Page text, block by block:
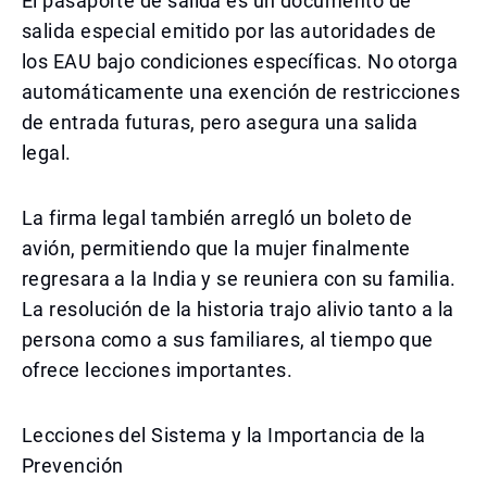
salida especial emitido por las autoridades de
los EAU bajo condiciones específicas. No otorga
automáticamente una exención de restricciones
de entrada futuras, pero asegura una salida
legal.
La firma legal también arregló un boleto de
avión, permitiendo que la mujer finalmente
regresara a la India y se reuniera con su familia.
La resolución de la historia trajo alivio tanto a la
persona como a sus familiares, al tiempo que
ofrece lecciones importantes.
Lecciones del Sistema y la Importancia de la
Prevención